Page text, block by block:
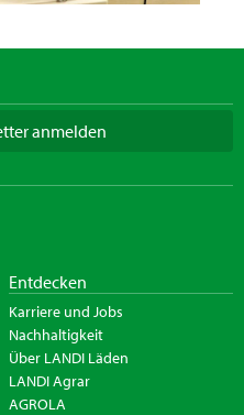
anmelden
Entdecken
Karriere und Jobs
Nachhaltigkeit
Über LANDI Läden
LANDI Agrar
AGROLA